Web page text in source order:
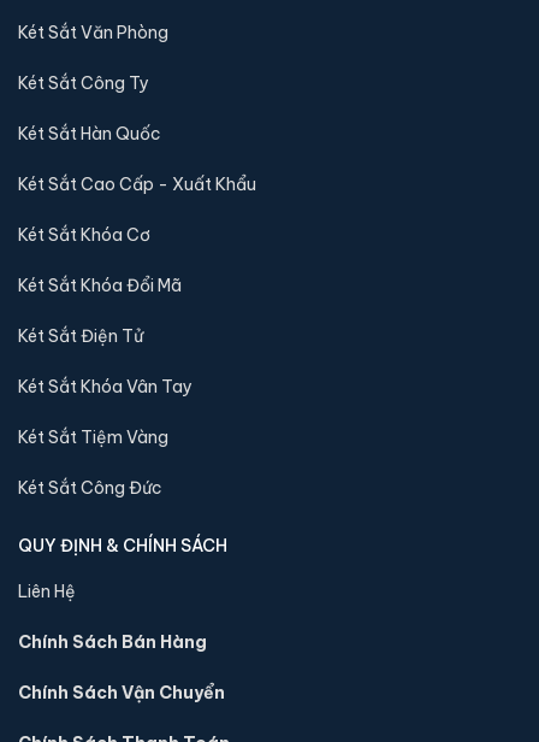
🛡️ Bảo hành:
Xem chi tiết →
Két sắt mini Liberty LB30S chính hãng
⚖️ Trọng lượng:45 kg
🔒 Khoá:
4,290,000 đ
Xem chi tiết →
Két Sắt Văn Phòng
Két Sắt Công Ty
Két Sắt Hàn Quốc
Két Sắt Cao Cấp - Xuất Khẩu
Két Sắt Khóa Cơ
Két Sắt Khóa Đổi Mã
Két Sắt Điện Tử
Két Sắt Khóa Vân Tay
Két Sắt Tiệm Vàng
Két Sắt Công Đức
QUY ĐỊNH & CHÍNH SÁCH
Liên Hệ
Chính Sách Bán Hàng
Chính Sách Vận Chuyển